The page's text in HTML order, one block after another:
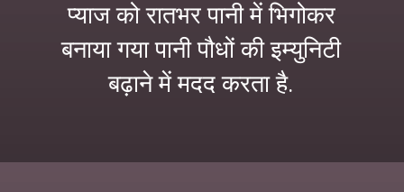
प्याज को रातभर पानी में भिगोकर
बनाया गया पानी पौधों की इम्युनिटी
बढ़ाने में मदद करता है.